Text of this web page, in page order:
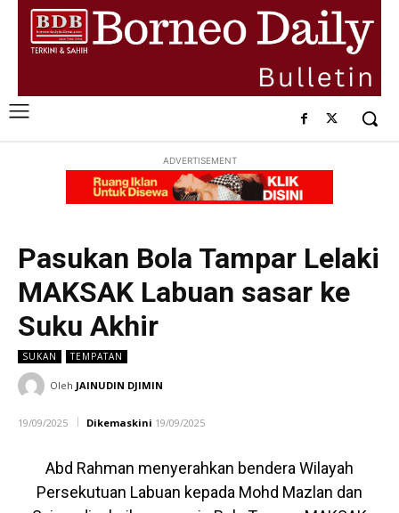
ADVERTISEMENT
Pasukan Bola Tampar Lelaki
MAKSAK Labuan sasar ke
Suku Akhir
SUKAN TEMPATAN
Oleh JAINUDIN DJIMIN
19/09/2025 Dikemaskini 19/09/2025
Abd Rahman menyerahkan bendera Wilayah
Persekutuan Labuan kepada Mohd Mazlan dan